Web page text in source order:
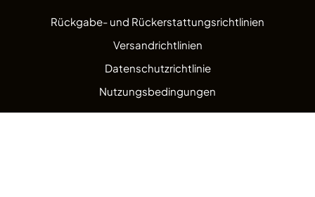
Rückgabe- und Rückerstattungsrichtlinien
Versandrichtlinien
Datenschutzrichtlinie
Nutzungsbedingungen